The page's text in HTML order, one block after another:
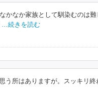
かなか家族として馴染むのは
…続きを読む
所はありますが。スッキリ